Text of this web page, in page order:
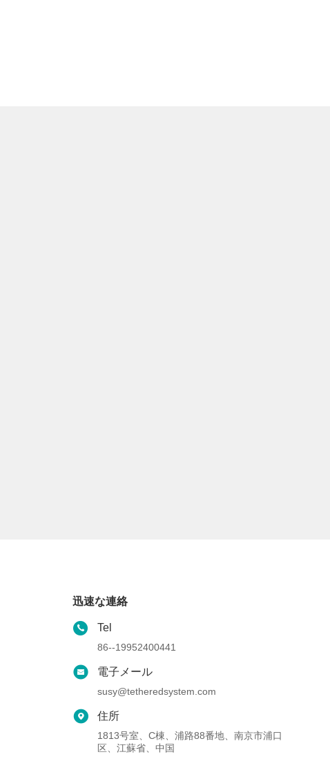
迅速な連絡
Tel
86--19952400441
電子メール
susy@tetheredsystem.com
住所
1813号室、C棟、浦路88番地、南京市浦口
区、江蘇省、中国